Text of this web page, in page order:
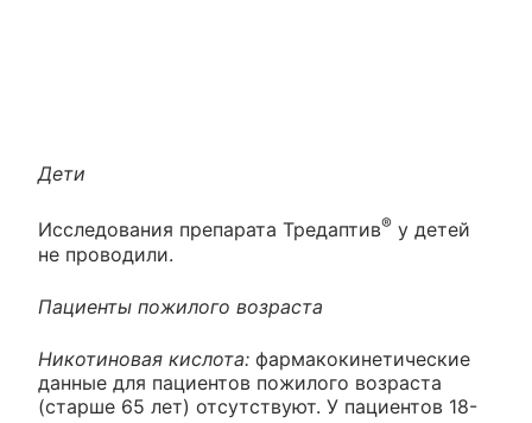
Дети
Исследования препарата Тредаптив® у детей
не проводили.
Пациенты пожилого возраста
Никотиновая кислота: фармакокинетические
данные для пациентов пожилого возраста
(старше 65 лет) отсутствуют. У пациентов 18-